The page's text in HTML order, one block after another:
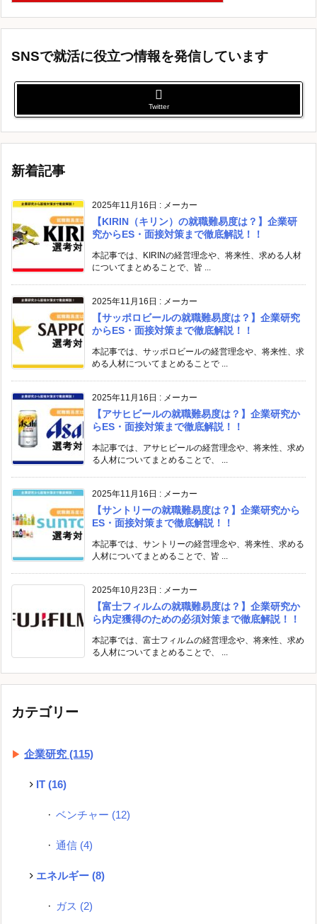
SNSで就活に役立つ情報を発信しています
Twitter
新着記事
2025年11月16日 : メーカー
【KIRIN（キリン）の就職難易度は？】企業研
究からES・面接対策まで徹底解説！！
本記事では、KIRINの経営理念や、将来性、求める人材
についてまとめることで、皆 ...
2025年11月16日 : メーカー
【サッポロビールの就職難易度は？】企業研究
からES・面接対策まで徹底解説！！
本記事では、サッポロビールの経営理念や、将来性、求
める人材についてまとめることで ...
2025年11月16日 : メーカー
【アサヒビールの就職難易度は？】企業研究か
らES・面接対策まで徹底解説！！
本記事では、アサヒビールの経営理念や、将来性、求め
る人材についてまとめることで、 ...
2025年11月16日 : メーカー
【サントリーの就職難易度は？】企業研究から
ES・面接対策まで徹底解説！！
本記事では、サントリーの経営理念や、将来性、求める
人材についてまとめることで、皆 ...
2025年10月23日 : メーカー
【富士フィルムの就職難易度は？】企業研究か
ら内定獲得のための必須対策まで徹底解説！！
本記事では、富士フィルムの経営理念や、将来性、求め
る人材についてまとめることで、 ...
カテゴリー
企業研究 (115)
IT (16)
ベンチャー (12)
通信 (4)
エネルギー (8)
ガス (2)